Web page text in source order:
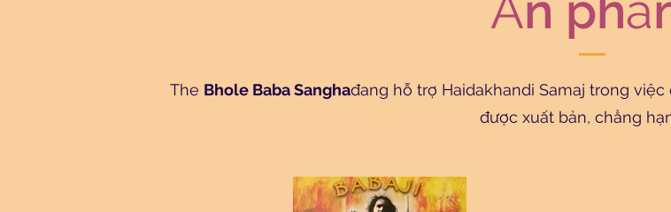
The Bhole Baba Sanghađang hỗ trợ Haidakhandi Samaj trong
được xuất bản, chẳng